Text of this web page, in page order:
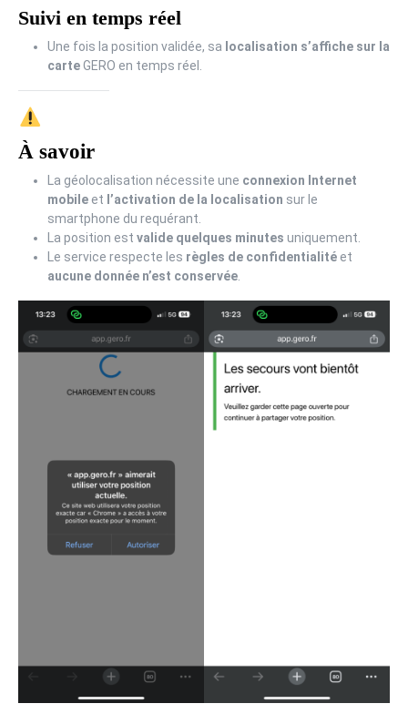
Suivi en temps réel
Une fois la position validée, sa localisation s’affiche sur la
carteGERO en temps réel.
À savoir
La géolocalisation nécessite une connexion Internet
mobile et l’activation de la localisation sur le
smartphone du requérant.
La position est valide quelques minutes uniquement.
Le service respecte les règles de confidentialité et
aucune donnée n’est conservée